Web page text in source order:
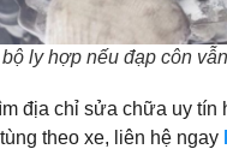
ly hợp nếu đạp côn
địa chỉ sửa chữa uy tín
theo xe, liên hệ ngay